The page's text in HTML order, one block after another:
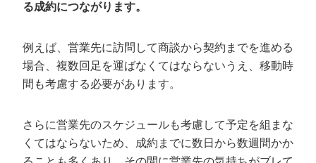
る成約につながります。
例えば、営業先に訪問して商談から契約までを進める
場合、複数回足を運ばなくてはならないうえ、移動時
間も考慮する必要があります。
さらに営業先のスケジュールも考慮して予定を組まな
くてはならないため、成約までに数日から数週間かか